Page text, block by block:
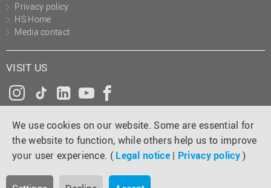
We use cookies on our website. Some are essential for
the website to function, while others help us to improve
your user experience. ( Legal notice | Privacy policy)
Privacy policy
HS Home
Media contact
VISIT US
Instagram
Tiktok
LinkedInYouTube